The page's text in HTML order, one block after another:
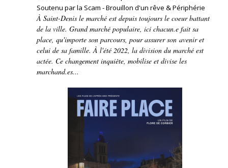
Soutenu par la Scam - Brouillon d'un rêve & Périphérie
À Saint-Denis le marché est depuis toujours le coeur battant
de la ville. Grand marché populaire, ici chacun.e fait sa
place, qu'importe son parcours, pour assurer son avenir et
celui de sa famille. À l'été 2022, la division du marché est
actée. Ce changement inquiète, mobilise et divise les
marchand.es...